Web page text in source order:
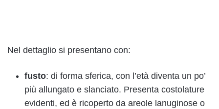
Nel dettaglio si presentano con:
fusto: di forma sferica, con l’età diventa un po’
più allungato e slanciato. Presenta costolature
evidenti, ed è ricoperto da areole lanuginose o